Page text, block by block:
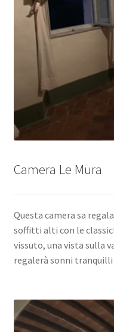
Camera Le Mura
Questa camera sa
soffitti alti con le
vissuto, una vista sulla
regalerà sonni tranquilli